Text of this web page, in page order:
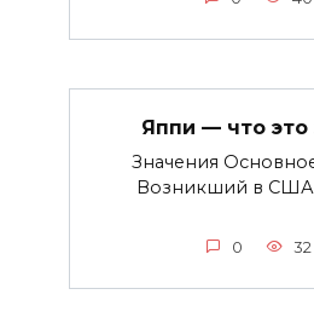
Яппи — что это
Значения
Возникший в США
0 32